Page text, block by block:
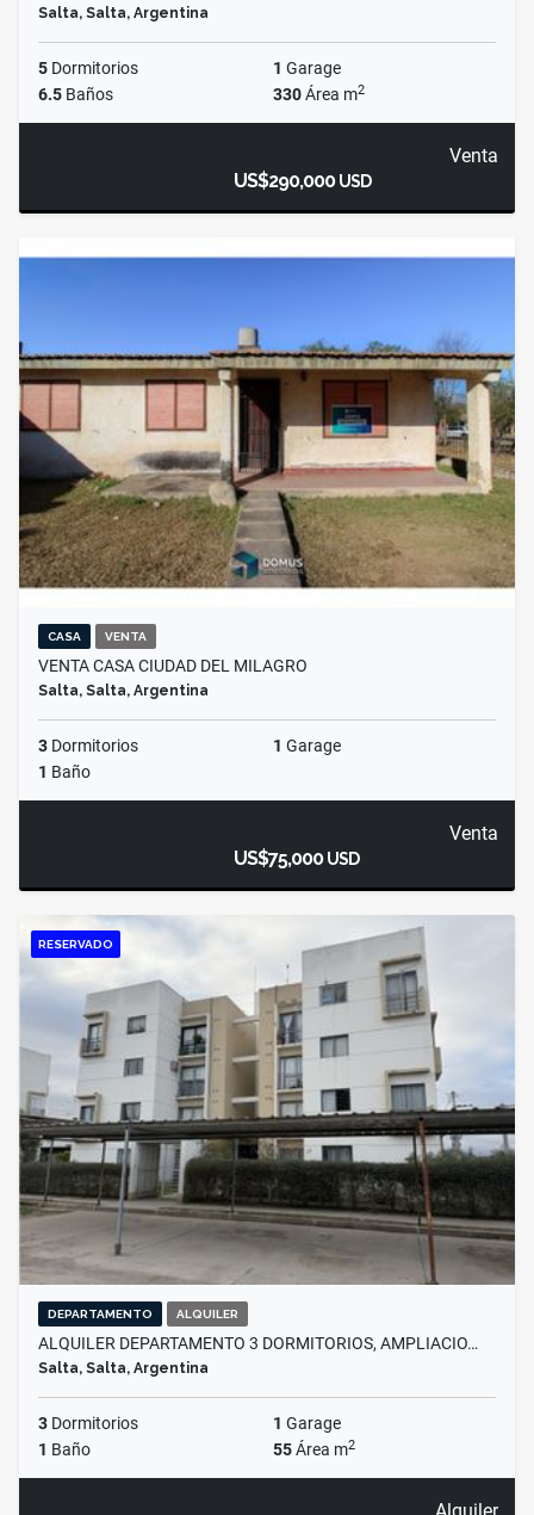
Salta, Salta, Argentina
5 Dormitorios 1 Garage
6.5 Baños 330Área m2
Venta
US$290,000USD
CASA VENTA
VENTA CASA CIUDAD DEL MILAGRO
Salta, Salta, Argentina
3 Dormitorios 1 Garage
1 Baño
Venta
US$75,000USD
RESERVADO
DEPARTAMENTO ALQUILER
ALQUILER DEPARTAMENTO 3 DORMITORIOS, AMPLIACIO…
Salta, Salta, Argentina
3 Dormitorios 1 Garage
1 Baño 55Área m2